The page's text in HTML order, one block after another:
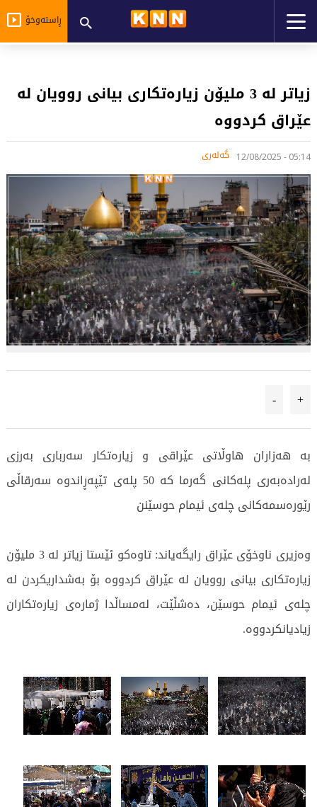
ڕاستەوخۆ
زیاتر لە 3 ملیۆن زیارەتکاری بیانی روویان لە
عێراق کردووە
05:14 - 12/08/2025 گەلەری
+
-
بە هەزاران هاوڵاتی عێراقی و زیارەتکار سەرباری بەرزی
لەرادەبەری پلەکانی گەرما کە 50 پلەی تێپەڕاندوە سەرقاڵی
رێورەسمەکانی چلەی ئیمام حوسێنن
وەزیری ناوخۆی عێراق رایگەیاند: تاوەکو ئێستا زیاتر لە 3 ملیۆن
زیارەتکاری بیانی روویان لە عێراق کردووە بۆ بەشداریکردن لە
چلەی ئیمام حوسێن، دەشڵێت، لەمساڵدا ژمارەی زیارەتکاران
زیادیانکردووە.